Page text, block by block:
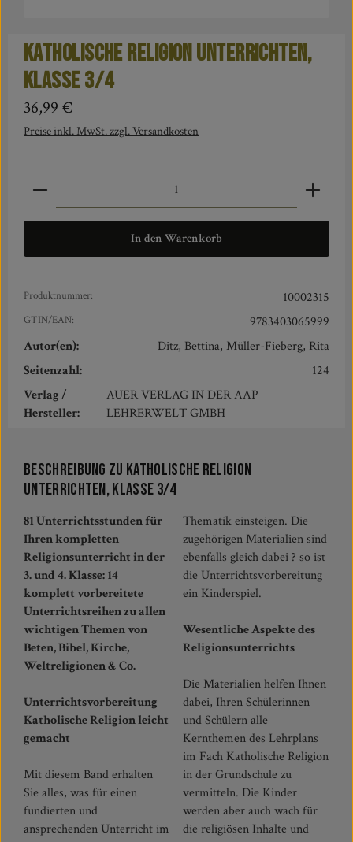
Katholische Religion unterrichten,
Klasse 3/4
Regulärer Preis:
36,99 €
Preise inkl. MwSt. zzgl. Versandkosten
Produkt Anzahl: Gib den gewünschten Wert ein oder
In den Warenkorb
Produktnummer: 10002315
GTIN/EAN:
9783403065999
Autor(en):
Ditz, Bettina, Müller-Fieberg, Rita
Seitenzahl:
124
Verlag /
Hersteller:
AUER VERLAG IN DER AAP
LEHRERWELT GMBH
Beschreibung zu Katholische Religion
unterrichten, Klasse 3/4
81 Unterrichtsstunden für
Ihren kompletten
Religionsunterricht in der
3. und 4. Klasse: 14
komplett vorbereitete
Unterrichtsreihen zu allen
wichtigen Themen von
Beten, Bibel, Kirche,
Weltreligionen & Co.
Unterrichtsvorbereitung
Katholische Religion leicht
gemacht
Mit diesem Band erhalten
Sie alles, was für einen
fundierten und
ansprechenden Unterricht im
Thematik einsteigen. Die
zugehörigen Materialien sind
ebenfalls gleich dabei ? so ist
die Unterrichtsvorbereitung
ein Kinderspiel.
Wesentliche Aspekte des
Religionsunterrichts
Die Materialien helfen Ihnen
dabei, Ihren Schülerinnen
und Schülern alle
Kernthemen des Lehrplans
im Fach Katholische Religion
in der Grundschule zu
vermitteln. Die Kinder
werden aber auch wach für
die religiösen Inhalte und